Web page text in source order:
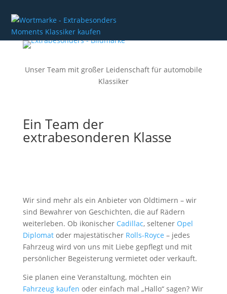
Unser Team mit großer Leidenschaft für automobile
Klassiker
Ein Team der
extrabesonderen Klasse
Wir sind mehr als ein Anbieter von Oldtimern – wir
sind Bewahrer von Geschichten, die auf Rädern
weiterleben. Ob ikonischer Cadillac, seltener Opel
Diplomatoder majestätischer Rolls-Royce – jedes
Fahrzeug wird von uns mit Liebe gepflegt und mit
persönlicher Begeisterung vermietet oder verkauft.
Sie planen eine Veranstaltung, möchten ein
Fahrzeug kaufen oder einfach mal „Hallo“ sagen? Wir